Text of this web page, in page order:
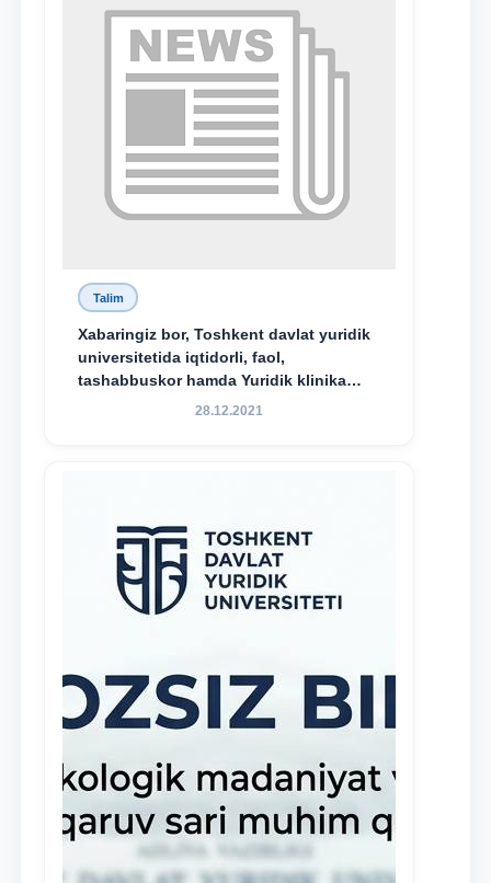
bo‘ldi.
Talim
Xabaringiz bor, Toshkent davlat yuridik
universitetida iqtidorli, faol,
tashabbuskor hamda Yuridik klinika
faoliyatida o‘z bilim va ko‘nikmalarini
28.12.2021